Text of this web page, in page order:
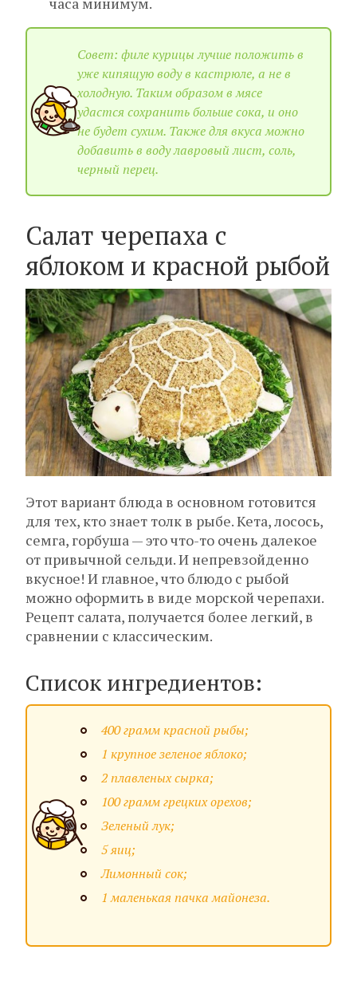
Совет: филе курицы лучше положить в
уже кипящую воду в кастрюле, а не в
холодную. Таким образом в мясе
удастся сохранить больше сока, и оно
не будет сухим. Также для вкуса можно
добавить в воду лавровый лист, соль,
черный перец.
Салат черепаха с
яблоком и красной рыбой
Этот вариант блюда в основном готовится
для тех, кто знает толк в рыбе. Кета, лосось,
семга, горбуша — это что-то очень далекое
от привычной сельди. И непревзойденно
вкусное! И главное, что блюдо с рыбой
можно оформить в виде морской черепахи.
Рецепт салата, получается более легкий, в
сравнении с классическим.
Список ингредиентов:
400 грамм красной рыбы;
1 крупное зеленое яблоко;
2 плавленых сырка;
100 грамм грецких орехов;
Зеленый лук;
5 яиц;
Лимонный сок;
1 маленькая пачка майонеза.